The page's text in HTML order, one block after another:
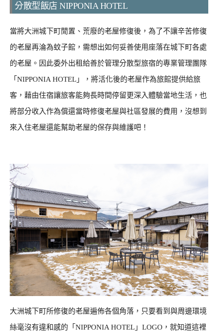
分散型飯店 NIPPONIA HOTEL
當將大洲城下町閒置、荒廢的老屋修復後，為了不讓辛苦修復
的老屋再淪為蚊子館，需想出如何妥善使用座落在城下町各處
的老屋。因此委外出租給善於管理分散型旅宿的專業管理團隊
「NIPPONIA HOTEL」，將活化後的老屋作為旅館提供給旅
客，藉由住宿讓旅客能夠長時間停留更深入體驗當地生活，也
將部分收入作為償還當時修復老屋與社區發展的費用，沒想到
來入住老屋還能幫助老屋的保存與維護吧！
大洲城下町所修復的老屋遍佈各個角落，只要看到與周邊環境
絲毫沒有違和感的「NIPPONIA HOTEL」LOGO，就知道這裡